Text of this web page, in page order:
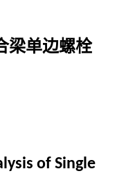
梁单边螺栓
of Single